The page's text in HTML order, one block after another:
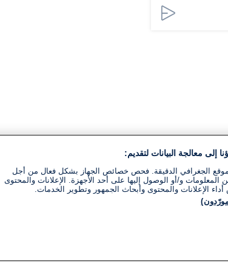
إلى معالجة البيانات لتقديم:
الجغرافي الدقيقة. فحص خصائص الجهاز بشكل فعال من أجل
المعلومات و/أو الوصول إليها على أحد الأجهزة. الإعلانات والمحتوى
الإعلانات والمحتوى وأبحاث الجمهور وتطوير الخدمات.